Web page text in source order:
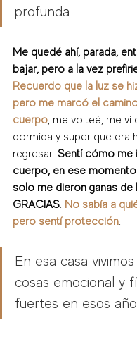
profunda.
Me quedé ahí, parada,
bajar, pero a la vez
Recuerdo que la luz se
pero me marcó el
cuerpo, me volteé, me vi
dormida y super que era
regresar. Sentí cómo me
cuerpo, en ese
solo me dieron ganas de
GRACIAS. No sabía a
pero sentí protección.
En esa casa
cosas emocional y
fuertes en esos